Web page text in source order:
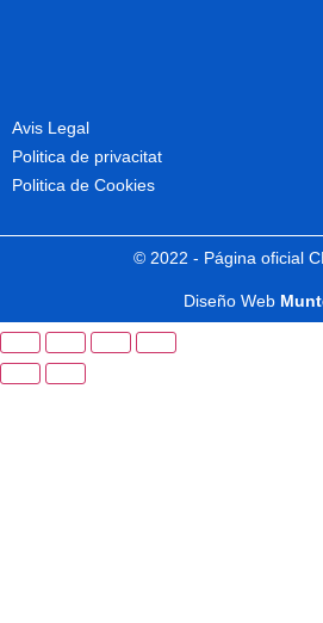
Avis Legal
Politica de privacitat
Politica de Cookies
© 2022 - Página oficial
Diseño Web